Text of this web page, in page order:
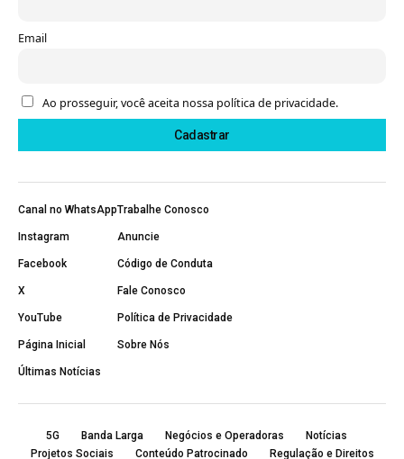
Email
Ao prosseguir, você aceita nossa política de privacidade.
Canal no WhatsApp
Instagram
Facebook
X
YouTube
Página Inicial
Últimas Notícias
Trabalhe Conosco
Anuncie
Código de Conduta
Fale Conosco
Política de Privacidade
Sobre Nós
5G Banda Larga Negócios e Operadoras
Notícias
Projetos Sociais
Conteúdo Patrocinado Regulação e Direitos